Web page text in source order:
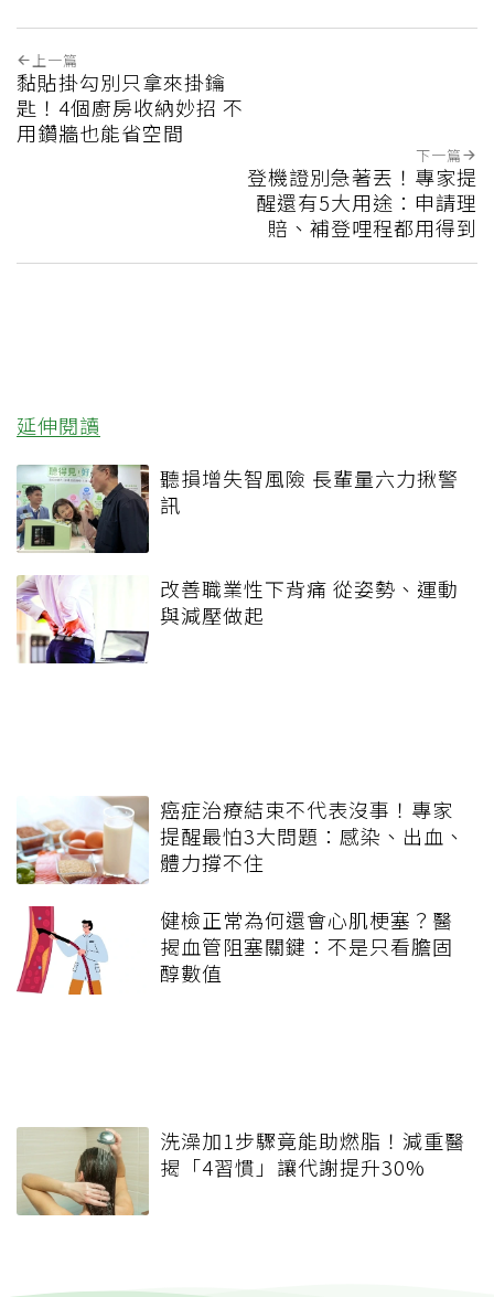
上一篇
黏貼掛勾別只拿來掛鑰
匙！4個廚房收納妙招 不
用鑽牆也能省空間
下一篇
登機證別急著丟！專家提
醒還有5大用途：申請理
賠、補登哩程都用得到
延伸閱讀
聽損增失智風險 長輩量六力揪警
訊
改善職業性下背痛 從姿勢、運動
與減壓做起
癌症治療結束不代表沒事！專家
提醒最怕3大問題：感染、出血、
體力撐不住
健檢正常為何還會心肌梗塞？醫
揭血管阻塞關鍵：不是只看膽固
醇數值
洗澡加1步驟竟能助燃脂！減重醫
揭「4習慣」讓代謝提升30%